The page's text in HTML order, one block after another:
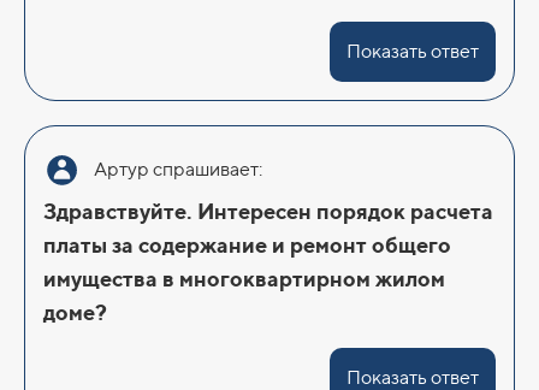
Показать ответ
Артур спрашивает:
Здравствуйте. Интересен порядок расчета
платы за содержание и ремонт общего
имущества в многоквартирном жилом
доме?
Показать ответ